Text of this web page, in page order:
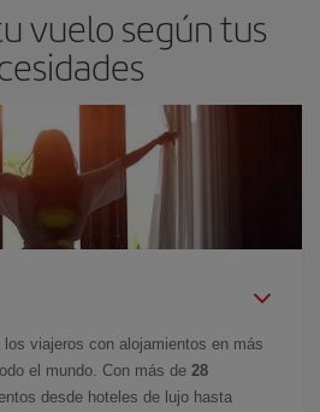
vuelo según tus
los viajeros con alojamientos en más
el mundo. Con más de 28
desde hoteles de lujo hasta